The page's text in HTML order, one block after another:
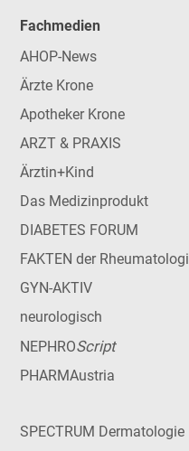
Fachmedien
AHOP-News
Ärzte Krone
Apotheker Krone
ARZT & PRAXIS
Ärztin+Kind
Das Medizinprodukt
DIABETES FORUM
FAKTEN der
GYN-AKTIV
neurologisch
NEPHROScript
PHARMAustria
SPECTRUM Dermatologie